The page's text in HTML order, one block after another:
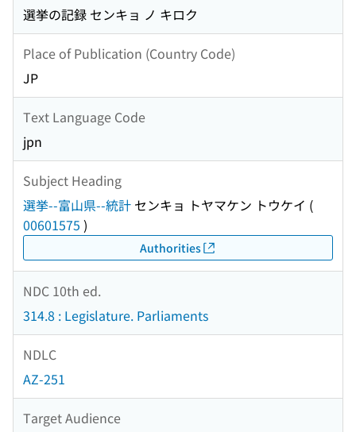
選挙の記録 センキョ ノ キロク
Place of Publication (Country Code)
JP
Text Language Code
jpn
Subject Heading
選挙--富山県--統計 センキョ トヤマケン トウケイ (
00601575 )
Authorities
NDC 10th ed.
314.8 : Legislature. Parliaments
NDLC
AZ-251
Target Audience